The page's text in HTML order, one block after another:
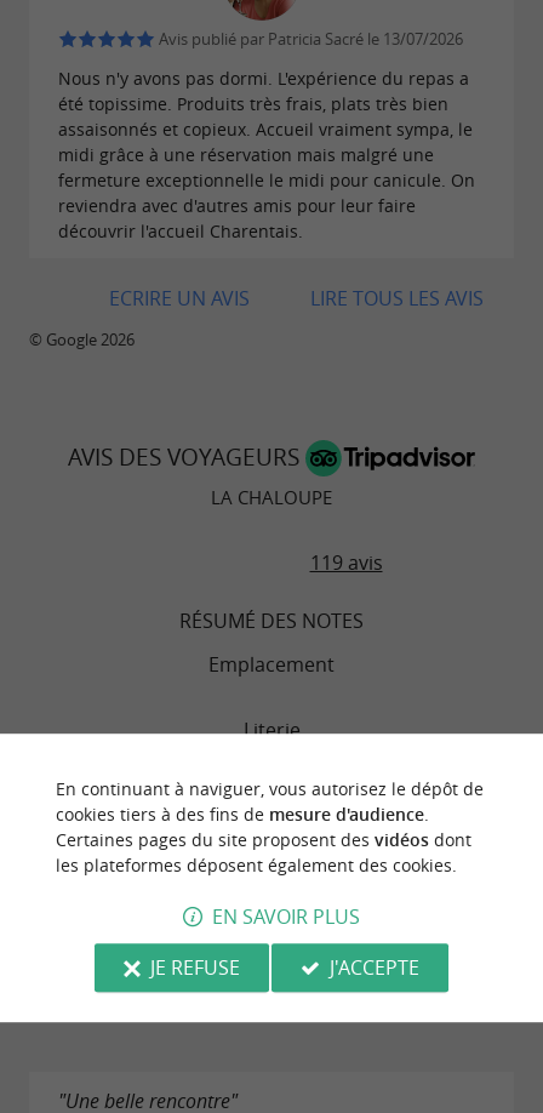
Avis publié par Patricia Sacré le 13/07/2026
Nous n'y avons pas dormi. L'expérience du repas a
été topissime. Produits très frais, plats très bien
assaisonnés et copieux. Accueil vraiment sympa, le
midi grâce à une réservation mais malgré une
fermeture exceptionnelle le midi pour canicule. On
reviendra avec d'autres amis pour leur faire
découvrir l'accueil Charentais.
LIRE TOUS LES AVIS
ECRIRE UN AVIS
© Google 2026
AVIS DES VOYAGEURS
LA CHALOUPE
119 avis
RÉSUMÉ DES NOTES
Emplacement
Literie
Chambres
Service
Qualité/prix
Propreté
"Une belle rencontre"
En continuant à naviguer, vous autorisez le dépôt de
cookies tiers à des fins de mesure d'audience.
Certaines pages du site proposent des vidéosdont
les plateformes déposent également des cookies.
EN SAVOIR PLUS
JE REFUSE
J'ACCEPTE